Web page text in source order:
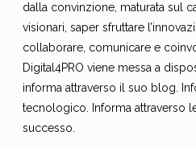
dalla convinzione, maturata sul
visionari, saper sfruttare
collaborare, comunicare e
Digital4PRO viene messa a
informa attraverso il suo blog.
tecnologico. Informa attraverso
successo.